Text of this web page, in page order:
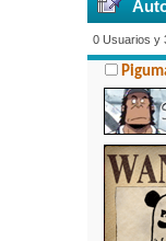
0 Usuarios y